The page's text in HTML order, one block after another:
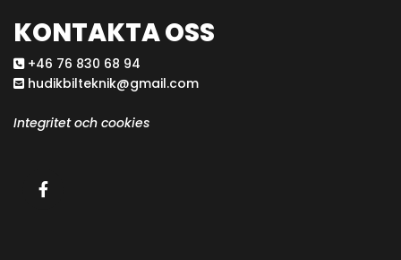
KONTAKTA OSS
 +46 76 830 68 94
 hudikbilteknik@gmail.com
Integritet och cookies